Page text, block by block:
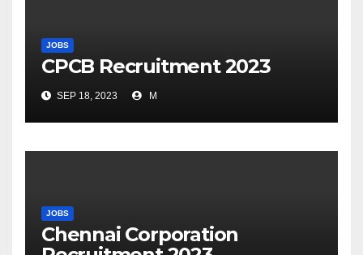
JOBS
CPCB Recruitment 2023
SEP 18, 2023 M
JOBS
Chennai Corporation